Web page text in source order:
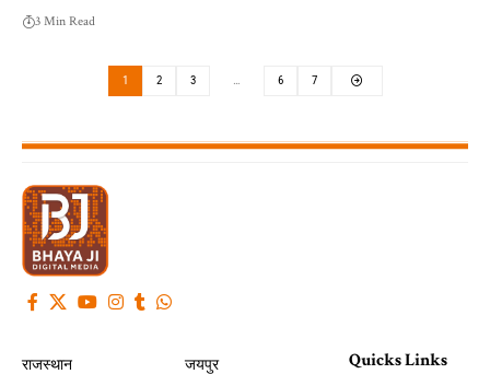
3 Min Read
1 2 3 … 6 7
राजस्थान
जयपुर
Quicks Links